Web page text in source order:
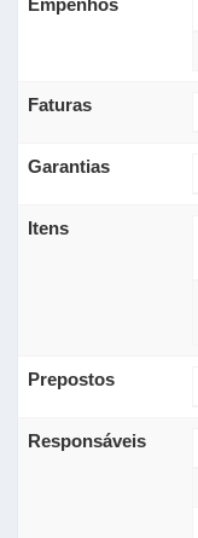
Empenhos
Faturas
Garantias
Itens
Prepostos
Responsáveis